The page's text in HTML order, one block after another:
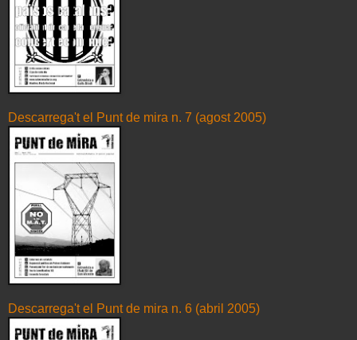
Descarrega't el Punt de mira n. 7 (agost 2005)
Descarrega't el Punt de mira n. 6 (abril 2005)